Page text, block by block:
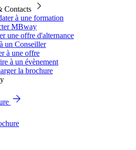
Contacts
à une formation
MBway
une offre d'alternance
un Conseiller
à une offre
à un évènement
la brochure